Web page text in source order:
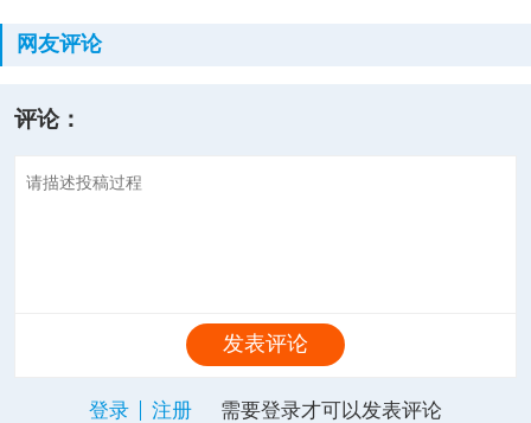
网友评论
评论：
发表评论
登录 注册 需要登录才可以发表评论